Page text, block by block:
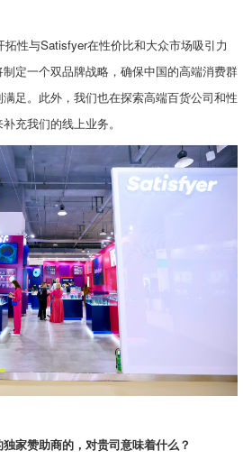
拓性与Satisfyer在性价比和大众市场吸引力
定一个双品牌战略，确保中国的高端消费群
足。此外，我们也在探索高端百货公司和性
充我们的线上业务。
独家赞助商的，对贵司意味着什么？